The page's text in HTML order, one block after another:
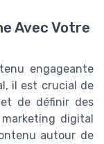
Avec Votre
engageante
il est crucial de
de définir des
digital
autour de